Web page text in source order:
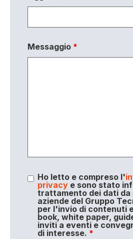
Messaggio *
Ho letto e compreso l'
privacye sono stato
trattamento dei dati da
aziende del Gruppo
per l'invio di contenuti
book, white paper,
inviti a eventi e
di interesse. *